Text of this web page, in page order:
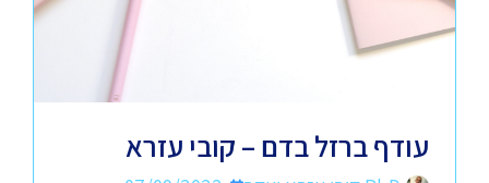
עודף ברזל בדם – קובי עזרא